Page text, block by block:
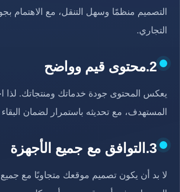
التصميم منظمًا وسهل التنقل، مع الاهتمام
التجاري.
2.محتوى قيم وواضح
يعكس المحتوى جودة خدماتك ومنتجاتك.
المستهدف، مع تحديثه باستمرار لضمان
3.التوافق مع جميع الأجهزة
لا بد أن يكون تصميم موقعك متجاوبًا مع جميع